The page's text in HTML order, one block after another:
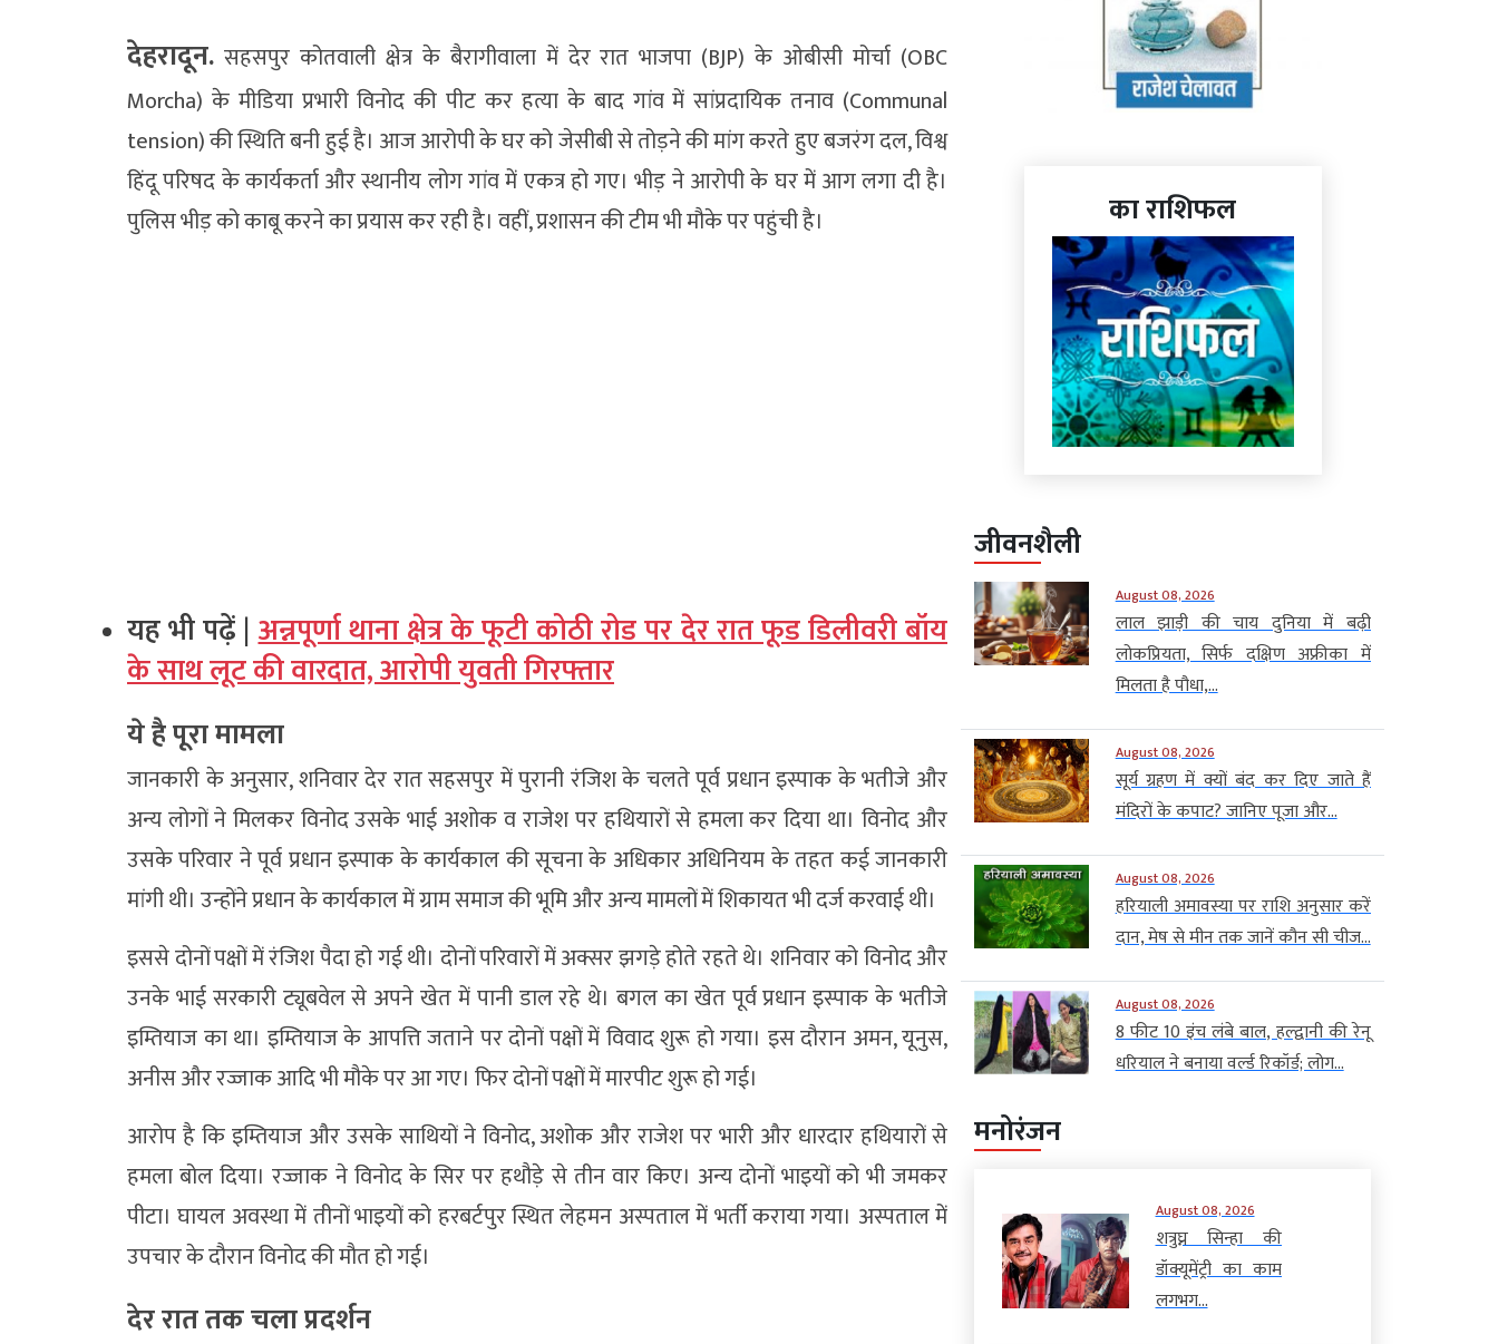
देहरादून. सहसपुर कोतवाली क्षेत्र के बैरागीवाला में देर रात भाजपा (BJP) के ओबीसी मोर्चा (OBC
Morcha) के मीडिया प्रभारी विनोद की पीट कर हत्या के बाद गांव में सांप्रदायिक तनाव (Communal
tension) की स्थिति बनी हुई है। आज आरोपी के घर को जेसीबी से तोड़ने की मांग करते हुए बजरंग दल, विश्व
हिंदू परिषद के कार्यकर्ता और स्थानीय लोग गांव में एकत्र हो गए। भीड़ ने आरोपी के घर में आग लगा दी है।
पुलिस भीड़ को काबू करने का प्रयास कर रही है। वहीं, प्रशासन की टीम भी मौके पर पहुंची है।
यह भी पढ़ें |अन्नपूर्णा थाना क्षेत्र के फूटी कोठी रोड पर देर रात फूड डिलीवरी बॉय
के साथ लूट की वारदात, आरोपी युवती गिरफ्तार
ये है पूरा मामला
जानकारी के अनुसार, शनिवार देर रात सहसपुर में पुरानी रंजिश के चलते पूर्व प्रधान इस्पाक के भतीजे और
अन्य लोगों ने मिलकर विनोद उसके भाई अशोक व राजेश पर हथियारों से हमला कर दिया था। विनोद और
उसके परिवार ने पूर्व प्रधान इस्पाक के कार्यकाल की सूचना के अधिकार अधिनियम के तहत कई जानकारी
मांगी थी। उन्होंने प्रधान के कार्यकाल में ग्राम समाज की भूमि और अन्य मामलों में शिकायत भी दर्ज करवाई थी।
इससे दोनों पक्षों में रंजिश पैदा हो गई थी। दोनों परिवारों में अक्सर झगड़े होते रहते थे। शनिवार को विनोद और
उनके भाई सरकारी ट्यूबवेल से अपने खेत में पानी डाल रहे थे। बगल का खेत पूर्व प्रधान इस्पाक के भतीजे
इम्तियाज का था। इम्तियाज के आपत्ति जताने पर दोनों पक्षों में विवाद शुरू हो गया। इस दौरान अमन, यूनुस,
अनीस और रज्जाक आदि भी मौके पर आ गए। फिर दोनों पक्षों में मारपीट शुरू हो गई।
आरोप है कि इम्तियाज और उसके साथियों ने विनोद, अशोक और राजेश पर भारी और धारदार हथियारों से
हमला बोल दिया। रज्जाक ने विनोद के सिर पर हथौड़े से तीन वार किए। अन्य दोनों भाइयों को भी जमकर
पीटा। घायल अवस्था में तीनों भाइयों को हरबर्टपुर स्थित लेहमन अस्पताल में भर्ती कराया गया। अस्पताल में
उपचार के दौरान विनोद की मौत हो गई।
देर रात तक चला प्रदर्शन
का राशिफल
जीवनशैली
August 08, 2026
लाल झाड़ी की चाय दुनिया में बढ़ी
लोकप्रियता, सिर्फ दक्षिण अफ्रीका में
मिलता है पौधा,...
August 08, 2026
सूर्य ग्रहण में क्यों बंद कर दिए जाते हैं
मंदिरों के कपाट? जानिए पूजा और...
August 08, 2026
हरियाली अमावस्या पर राशि अनुसार करें
दान, मेष से मीन तक जानें कौन सी चीज...
August 08, 2026
8 फीट 10 इंच लंबे बाल, हल्द्वानी की रेनू
धरियाल ने बनाया वर्ल्ड रिकॉर्ड; लोग...
मनोरंजन
August 08, 2026
शत्रुघ्न सिन्हा की
डॉक्यूमेंट्री का काम
लगभग...